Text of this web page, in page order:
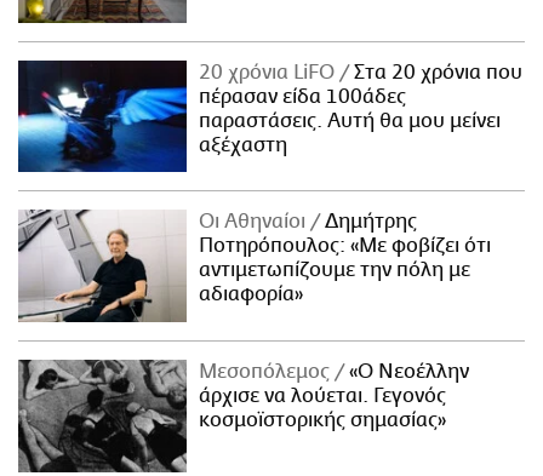
20 χρόνια LiFO
Στα 20 χρόνια που
πέρασαν είδα 100άδες
παραστάσεις. Αυτή θα μου μείνει
αξέχαστη
Οι Αθηναίοι
Δημήτρης
Ποτηρόπουλος: «Με φοβίζει ότι
αντιμετωπίζουμε την πόλη με
αδιαφορία»
Μεσοπόλεμος
«Ο Νεοέλλην
άρχισε να λούεται. Γεγονός
κοσμοϊστορικής σημασίας»